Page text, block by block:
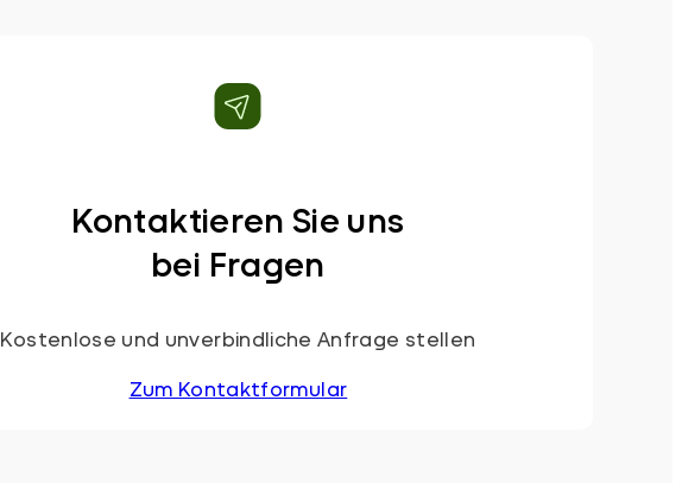
Kontaktieren Sie uns
bei Fragen
Kostenlose und unverbindliche Anfrage stellen
Zum Kontaktformular